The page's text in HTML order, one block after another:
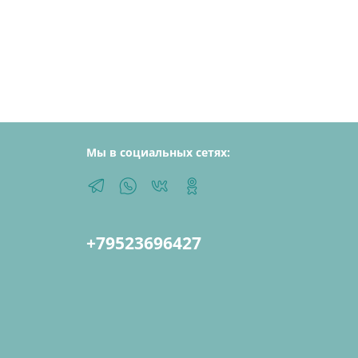
Мы в социальных сетях:
+79523696427